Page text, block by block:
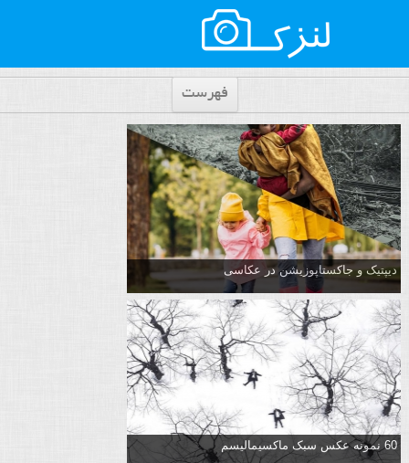
فهرست
دیپتیک و جاکستا‌پوزیشن در عکاسی
60 نمونه عکس سبک ماکسیمالیسم